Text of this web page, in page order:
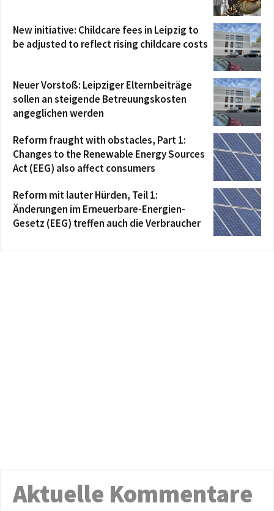
New initiative: Childcare fees in Leipzig to
be adjusted to reflect rising childcare costs
Neuer Vorstoß: Leipziger Elternbeiträge
sollen an steigende Betreuungskosten
angeglichen werden
Reform fraught with obstacles, Part 1:
Changes to the Renewable Energy Sources
Act (EEG) also affect consumers
Reform mit lauter Hürden, Teil 1:
Änderungen im Erneuerbare-Energien-
Gesetz (EEG) treffen auch die Verbraucher
Aktuelle Kommentare